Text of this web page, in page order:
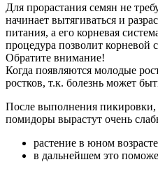
Для прорастания семян не
начинает вытягиваться и
питания, а его корневая
процедура позволит корневой
Обратите внимание!
Когда появляются молодые
ростков, т.к. болезнь может
После выполнения пикировки,
помидоры вырастут очень
растение в юном
в дальнейшем это